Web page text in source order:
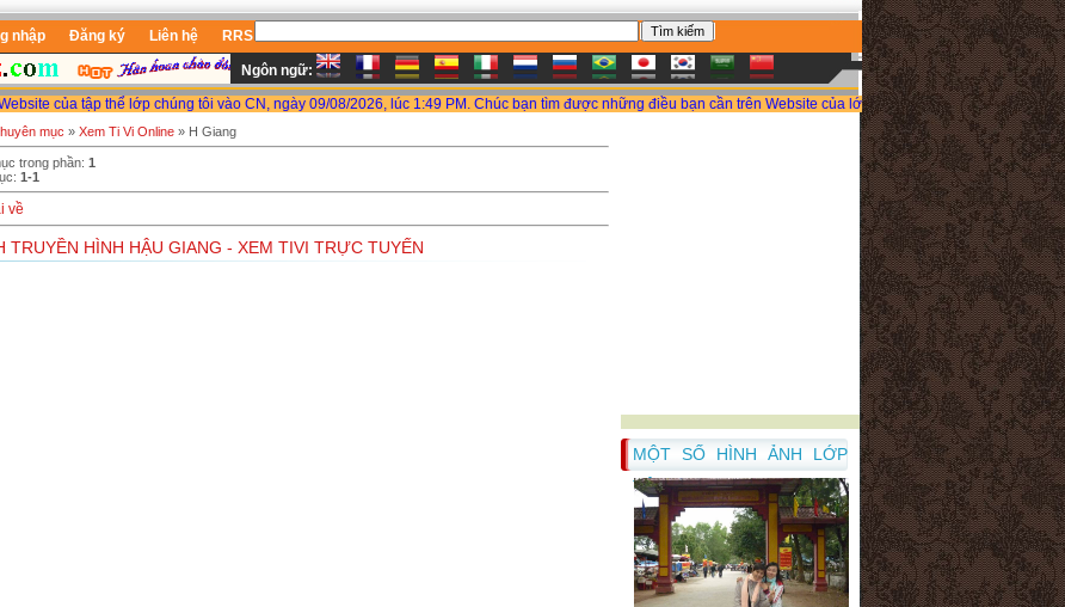
nhập Đăng ký Liên hệ RRS
Ngôn ngữ:
của tập thể lớp chúng tôi vào CN, ngày 09/08/2026, lúc 1:49 PM. Chúc bạn tìm được những điều bạn cần trên Website của lớp chúng tôi. Nếu Bạn muốn
MỘT SỐ HÌNH ẢNH LỚP
TÔI
mục » Xem Ti Vi Online » H Giang
trong phần: 1
: 1-1
về
TRUYỀN HÌNH HẬU GIANG - XEM TIVI TRỰC TUYẾN